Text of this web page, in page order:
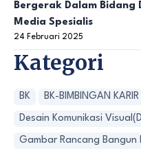
Bergerak Dalam
Media Spesialis
24 Februari 2025
Kategori
BK BK-BIMBINGAN KARIR
Desain Komunikasi
Gambar Rancang Bangun